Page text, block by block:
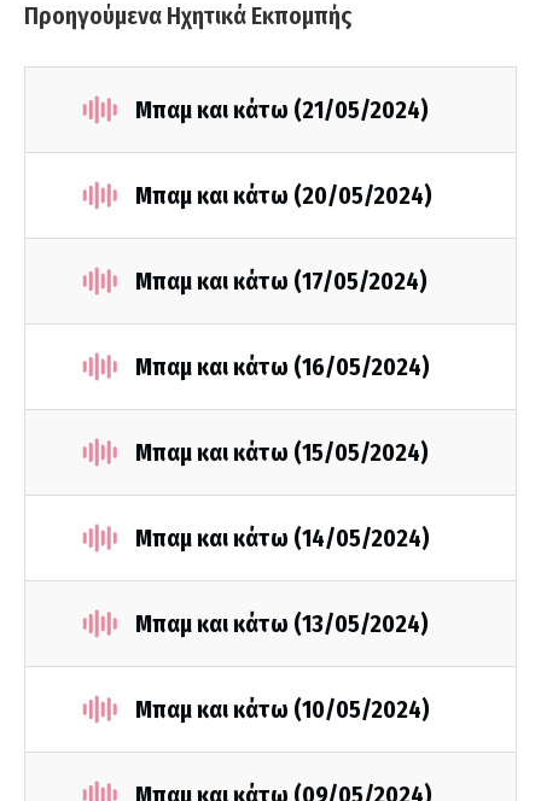
Προηγούμενα Ηχητικά Εκπομπής
Μπαμ και κάτω (21/05/2024)
Μπαμ και κάτω (20/05/2024)
Μπαμ και κάτω (17/05/2024)
Μπαμ και κάτω (16/05/2024)
Μπαμ και κάτω (15/05/2024)
Μπαμ και κάτω (14/05/2024)
Μπαμ και κάτω (13/05/2024)
Mπαμ και κάτω (10/05/2024)
Μπαμ και κάτω (09/05/2024)